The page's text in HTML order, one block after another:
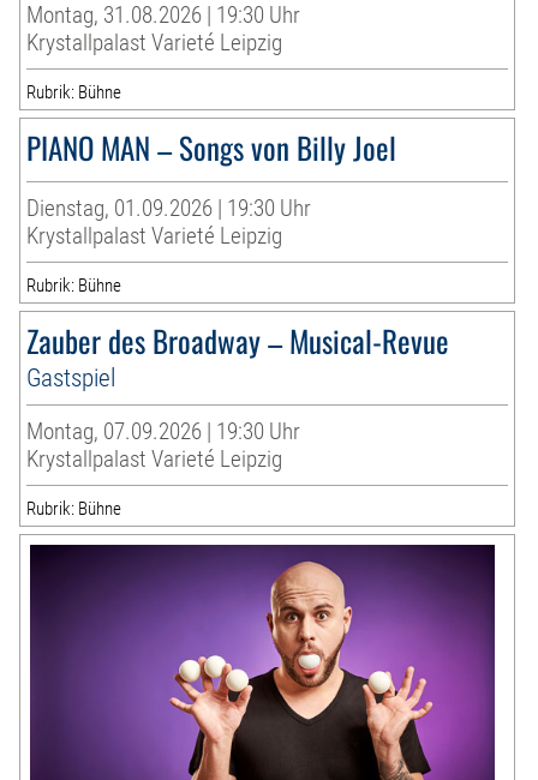
Montag, 31.08.2026 | 19:30 Uhr
Krystallpalast Varieté Leipzig
Rubrik: Bühne
PIANO MAN – Songs von Billy Joel
Dienstag, 01.09.2026 | 19:30 Uhr
Krystallpalast Varieté Leipzig
Rubrik: Bühne
Zauber des Broadway – Musical-Revue
Gastspiel
Montag, 07.09.2026 | 19:30 Uhr
Krystallpalast Varieté Leipzig
Rubrik: Bühne